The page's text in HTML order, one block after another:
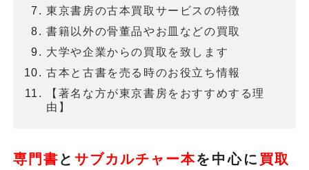
東京書房の古本買取サービスの特徴
書籍以外の骨董品やお皿などの買取
大学や企業からの買取を致します
古本と古書を売る時のお役立ち情報
【著名な方が東京書房をおすすめする理
由】
専門書 とサブカルチャー本を 中心に 買取